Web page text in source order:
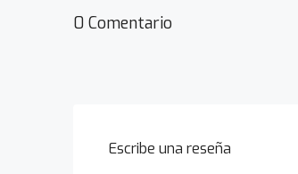
0 Comentario
Escribe una reseña